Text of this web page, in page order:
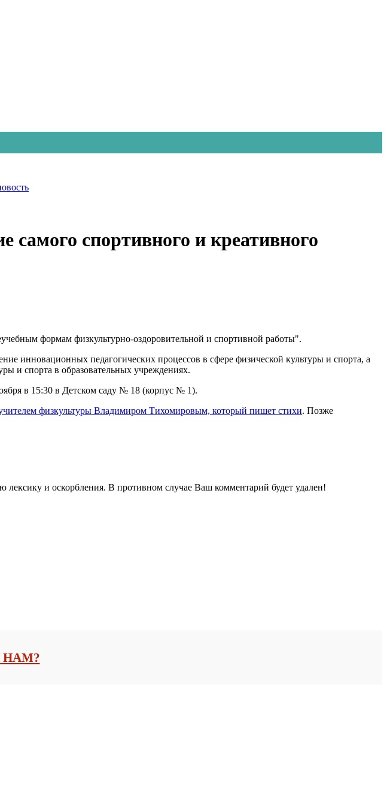
самого спортивного и креативного
формам физкультурно-оздоровительной и спортивной работы".
инновационных педагогических процессов в сфере физической культуры и спорта, а
и спорта в образовательных учреждениях.
в 15:30 в Детском саду № 18 (корпус № 1).
физкультуры Владимиром Тихомировым, который пишет стихи. Позже
лексику и оскорбления. В противном случае Ваш комментарий будет удален!
НАМ?